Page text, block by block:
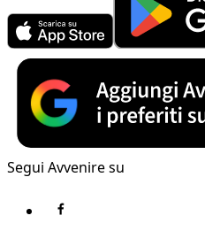
Segui Avvenire su